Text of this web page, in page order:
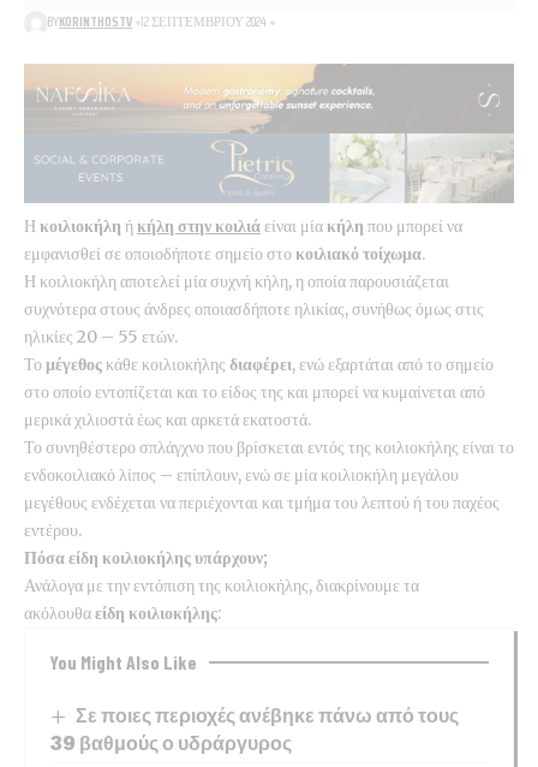
BYKORINTHOSTV 12 ΣΕΠΤΕΜΒΡΊΟΥ 2024
Η κοιλιοκήλη ή κήλη στην κοιλιάείναι μίακήλη που μπορεί να
εμφανισθεί σε οποιοδήποτε σημείο στοκοιλιακότοίχωμα.
Η κοιλιοκήλη αποτελεί μία συχνή κήλη, η οποία παρουσιάζεται
συχνότερα στους άνδρες οποιασδήποτε ηλικίας, συνήθως όμως στις
ηλικίες 20 – 55 ετών.
Τομέγεθος κάθε κοιλιοκήλης διαφέρει, ενώ εξαρτάται από το σημείο
στο οποίο εντοπίζεται και το είδος της και μπορεί να κυμαίνεται από
μερικά χιλιοστά έως και αρκετά εκατοστά.
Το συνηθέστερο σπλάγχνο που βρίσκεται εντός της κοιλιοκήλης είναι το
ενδοκοιλιακό λίπος – επίπλουν, ενώ σε μία κοιλιοκήλη μεγάλου
μεγέθους ενδέχεται να περιέχονται και τμήμα του λεπτού ή του παχέος
εντέρου.
Πόσα είδη κοιλιοκήλης υπάρχουν;
Ανάλογα με την εντόπιση της κοιλιοκήλης, διακρίνουμε τα
ακόλουθαείδη κοιλιοκήλης:
You Might Also Like
Σε ποιες περιοχές ανέβηκε πάνω από τους
39 βαθμούς ο υδράργυρος